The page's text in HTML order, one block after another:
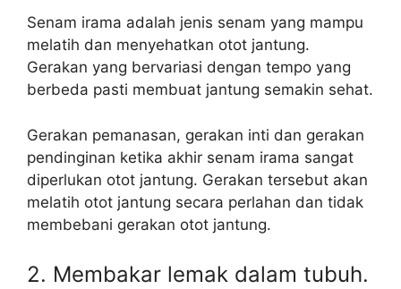
Senam irama adalah jenis senam yang mampu
melatih dan menyehatkan otot jantung.
Gerakan yang bervariasi dengan tempo yang
berbeda pasti membuat jantung semakin sehat.
Gerakan pemanasan, gerakan inti dan gerakan
pendinginan ketika akhir senam irama sangat
diperlukan otot jantung. Gerakan tersebut akan
melatih otot jantung secara perlahan dan tidak
membebani gerakan otot jantung.
2. Membakar lemak dalam tubuh.